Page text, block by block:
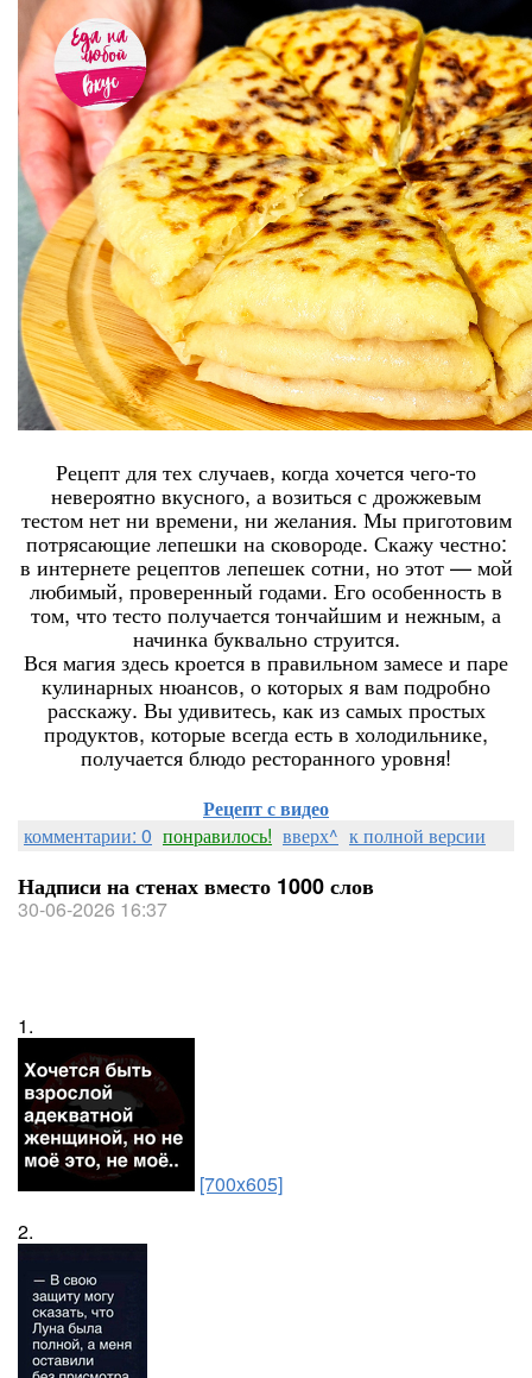
Рецепт для тех случаев, когда хочется чего-то
невероятно вкусного, а возиться с дрожжевым
тестом нет ни времени, ни желания. Мы приготовим
потрясающие лепешки на сковороде. Скажу честно:
в интернете рецептов лепешек сотни, но этот — мой
любимый, проверенный годами. Его особенность в
том, что тесто получается тончайшим и нежным, а
начинка буквально струится.
Вся магия здесь кроется в правильном замесе и паре
кулинарных нюансов, о которых я вам подробно
расскажу. Вы удивитесь, как из самых простых
продуктов, которые всегда есть в холодильнике,
получается блюдо ресторанного уровня!
Рецепт с видео
комментарии: 0 понравилось! вверх^ к полной версии
Надписи на стенах вместо 1000 слов
30-06-2026 16:37
1.
[700x605]
2.